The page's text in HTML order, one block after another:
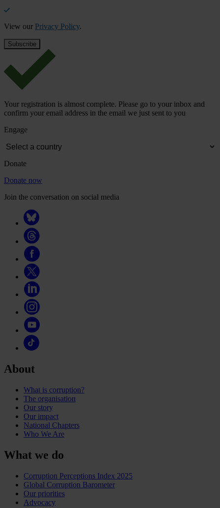
View our Privacy Policy.
Your registration is almost complete. Please go to your inbox and
confirm your email address in the email we just sent to you
Engage
Donate
Donate now
Join the conversation on social media
About
What is corruption?
The organisation
Our story
Our impact
National Chapters
Who We Are
What we do
Corruption Perceptions Index 2025
Global Corruption Barometer
Our priorities
Advocacy